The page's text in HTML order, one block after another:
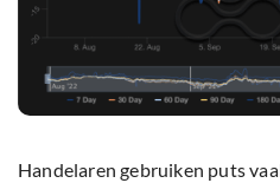
Handelaren gebruiken puts